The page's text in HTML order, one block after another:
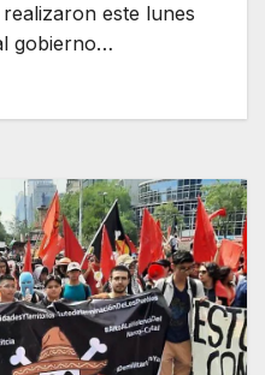
este lunes
gobierno…